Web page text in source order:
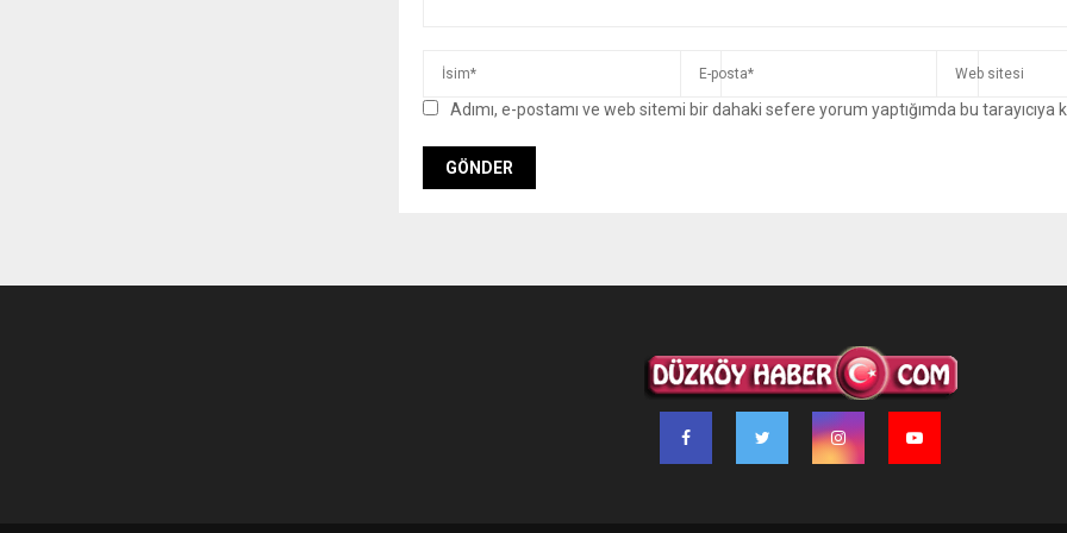
Adımı, e-postamı ve web sitemi bir dahaki sefere yorum yaptığımda bu tarayıcıya